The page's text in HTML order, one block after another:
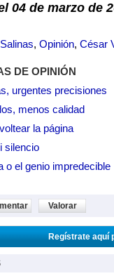
04 de marzo de
, Opinión, César
DE OPINIÓN
urgentes precisiones
menos calidad
la página
silencio
o el genio impredecible
Valorar
Regístrate aquí